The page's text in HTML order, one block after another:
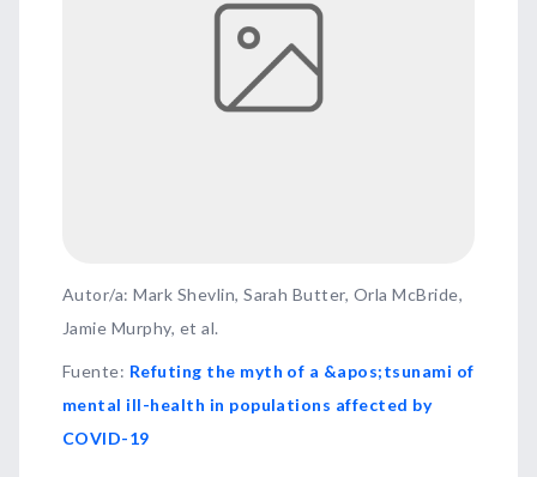
Autor/a: Mark Shevlin, Sarah Butter, Orla McBride,
Jamie Murphy, et al.
Fuente: Refuting the myth of a &apos;tsunami of
mental ill-health in populations affected by
COVID-19